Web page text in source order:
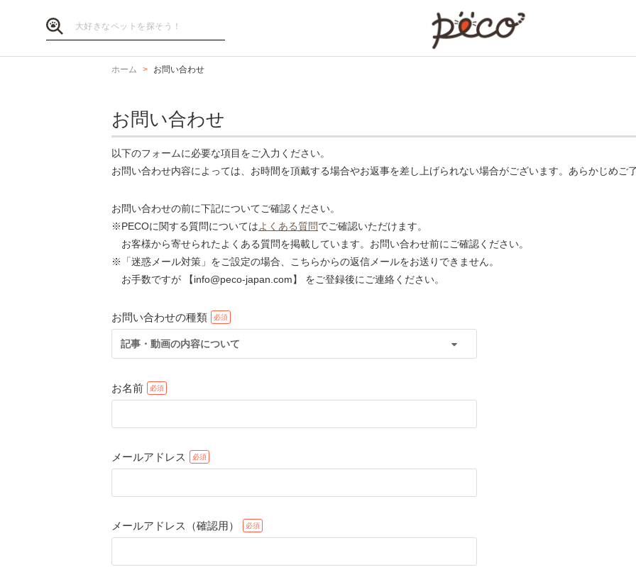
ホーム お問い合わせ
お問い合わせ
以下のフォームに必要な項目をご入力ください。
お問い合わせ内容によっては、お時間を頂戴する場合やお返事を差し上げられない場合がございます。あらかじめご
お問い合わせの前に下記についてご確認ください。
※PECOに関する質問についてはよくある質問でご確認いただけます。
お客様から寄せられたよくある質問を掲載しています。お問い合わせ前にご確認ください。
※「迷惑メール対策」をご設定の場合、こちらからの返信メールをお送りできません。
お手数ですが 【info@peco-japan.com】 をご登録後にご連絡ください。
お問い合わせの種類
記事・動画の内容について
お名前
メールアドレス
メールアドレス（確認用）